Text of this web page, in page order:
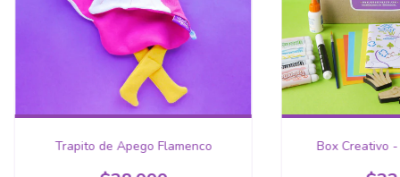
Trapito de Apego Flamenco Box Creativo